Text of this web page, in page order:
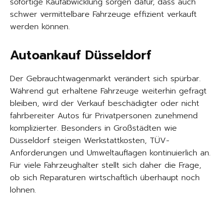
schwer vermittelbare Fahrzeuge effizient verkauft
werden können.
Autoankauf Düsseldorf
Der Gebrauchtwagenmarkt verändert sich spürbar.
Während gut erhaltene Fahrzeuge weiterhin gefragt
bleiben, wird der Verkauf beschädigter oder nicht
fahrbereiter Autos für Privatpersonen zunehmend
komplizierter. Besonders in Großstädten wie
Düsseldorf steigen Werkstattkosten, TÜV-
Anforderungen und Umweltauflagen kontinuierlich an.
Für viele Fahrzeughalter stellt sich daher die Frage,
ob sich Reparaturen wirtschaftlich überhaupt noch
lohnen.